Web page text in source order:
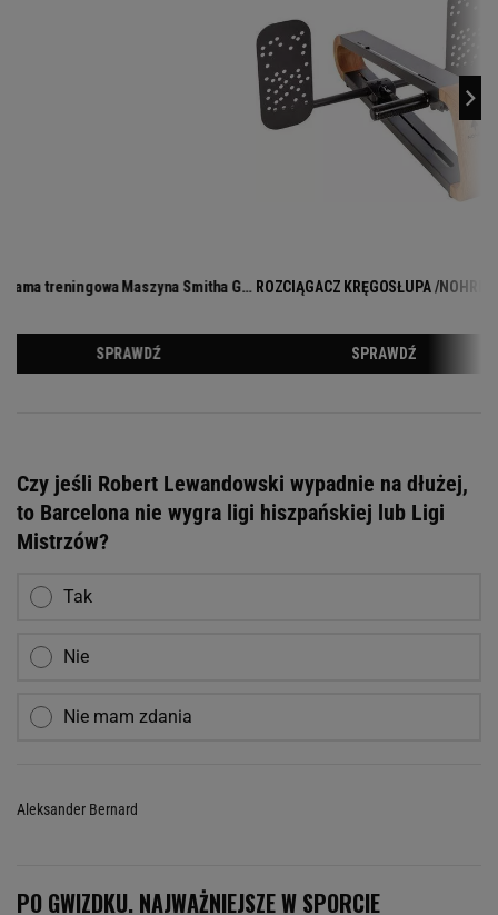
Czy jeśli Robert Lewandowski wypadnie na dłużej,
to Barcelona nie wygra ligi hiszpańskiej lub Ligi
Mistrzów?
Tak
Nie
Nie mam zdania
Aleksander Bernard